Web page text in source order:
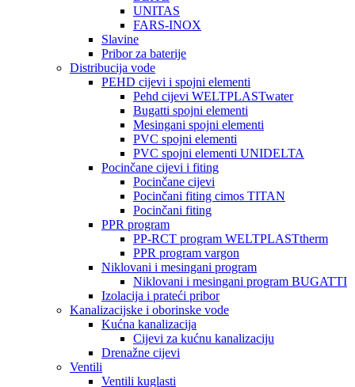
UNITAS
FARS-INOX
Slavine
Pribor za baterije
Distribucija vode
PEHD cijevi i spojni elementi
Pehd cijevi WELTPLASTwater
Bugatti spojni elementi
Mesingani spojni elementi
PVC spojni elementi
PVC spojni elementi UNIDELTA
Pocinčane cijevi i fiting
Pocinčane cijevi
Pocinčani fiting cimos TITAN
Pocinčani fiting
PPR program
PP-RCT program WELTPLASTtherm
PPR program vargon
Niklovani i mesingani program
Niklovani i mesingani program BUGATTI
Izolacija i prateći pribor
Kanalizacijske i oborinske vode
Kućna kanalizacija
Cijevi za kućnu kanalizaciju
Drenažne cijevi
Ventili
Ventili kuglasti